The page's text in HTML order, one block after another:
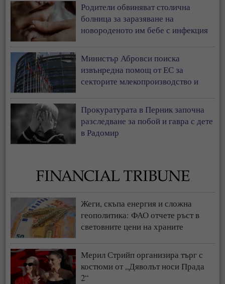
Родители обвиняват столична
болница за заразяване на
новороденото им бебе с инфекция
Министър Абровси поиска
извънредна помощ от ЕС за
секторите млекопроизводство и
Прокуратурата в Перник започна
разследване за побой и гавра с дете
в Радомир
Жеги, скъпа енергия и сложна
геополитика: ФАО отчете ръст в
световните цени на храните
Мерил Стрийп организира търг с
костюми от „Дяволът носи Прада
2“